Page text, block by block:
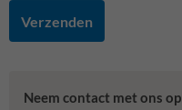
Verzenden
Neem contact met ons op